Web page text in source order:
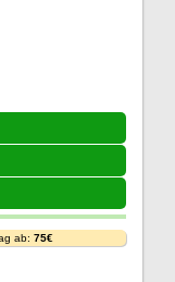
ab: 75€